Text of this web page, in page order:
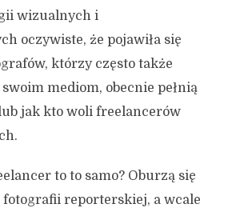
wizualnych i
oczywiste, że pojawiła się
którzy często także
mediom, obecnie pełnią
jak kto woli freelancerów
to to samo? Oburzą się
fotografii reporterskiej, a wcale